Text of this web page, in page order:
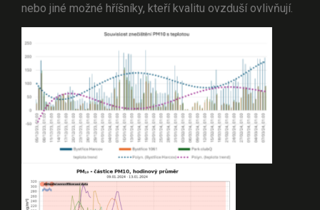
nebo jiné možné hříšníky, kteří kvalitu ovzduší ovlivňují.